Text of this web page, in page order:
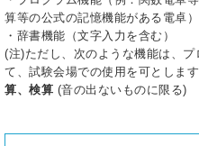
算等の公式の記憶機能がある電卓）
・辞書機能（文字入力を含む）
(注)ただし、次のような機能は、
て、試験会場での使用を可とします
算、検算 (音の出ないものに限る)